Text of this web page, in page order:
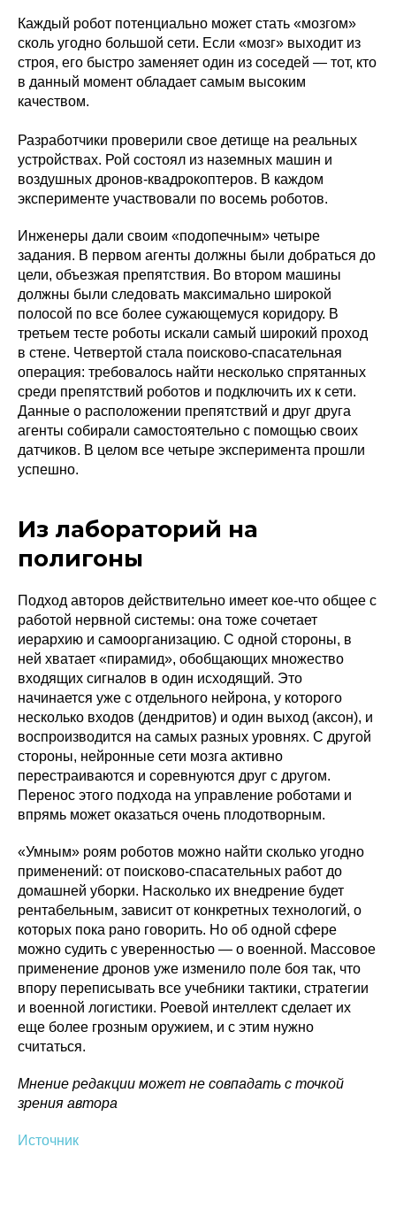
Каждый робот потенциально может стать «мозгом»
сколь угодно большой сети. Если «мозг» выходит из
строя, его быстро заменяет один из соседей — тот, кто
в данный момент обладает самым высоким
качеством.
Разработчики проверили свое детище на реальных
устройствах. Рой состоял из наземных машин и
воздушных дронов-квадрокоптеров. В каждом
эксперименте участвовали по восемь роботов.
Инженеры дали своим «подопечным» четыре
задания. В первом агенты должны были добраться до
цели, объезжая препятствия. Во втором машины
должны были следовать максимально широкой
полосой по все более сужающемуся коридору. В
третьем тесте роботы искали самый широкий проход
в стене. Четвертой стала поисково-спасательная
операция: требовалось найти несколько спрятанных
среди препятствий роботов и подключить их к сети.
Данные о расположении препятствий и друг друга
агенты собирали самостоятельно с помощью своих
датчиков. В целом все четыре эксперимента прошли
успешно.
Из лабораторий на
полигоны
Подход авторов действительно имеет кое-что общее с
работой нервной системы: она тоже сочетает
иерархию и самоорганизацию. С одной стороны, в
ней хватает «пирамид», обобщающих множество
входящих сигналов в один исходящий. Это
начинается уже с отдельного нейрона, у которого
несколько входов (дендритов) и один выход (аксон), и
воспроизводится на самых разных уровнях. С другой
стороны, нейронные сети мозга активно
перестраиваются и соревнуются друг с другом.
Перенос этого подхода на управление роботами и
впрямь может оказаться очень плодотворным.
«Умным» роям роботов можно найти сколько угодно
применений: от поисково-спасательных работ до
домашней уборки. Насколько их внедрение будет
рентабельным, зависит от конкретных технологий, о
которых пока рано говорить. Но об одной сфере
можно судить с уверенностью — о военной. Массовое
применение дронов уже изменило поле боя так, что
впору переписывать все учебники тактики, стратегии
и военной логистики. Роевой интеллект сделает их
еще более грозным оружием, и с этим нужно
считаться.
Мнение редакции может не совпадать с точкой
зрения автора
Источник
© 2015-2026 НАУРР. Все права защищены. При использовании материалов
ссылка на ROBOTUNION.RU — обязательна
© 2015-2026 НАУРР. Все права защищены.
При использовании материалов ссылка на ROBOTUNION.RU — обязательна